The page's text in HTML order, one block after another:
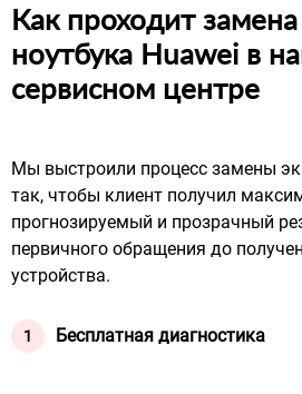
Как проходит
ноутбука Huawei в
сервисном центре
Мы выстроили процесс замены
так, чтобы клиент получил
прогнозируемый и прозрачный
первичного обращения до
устройства.
Бесплатная диагностика